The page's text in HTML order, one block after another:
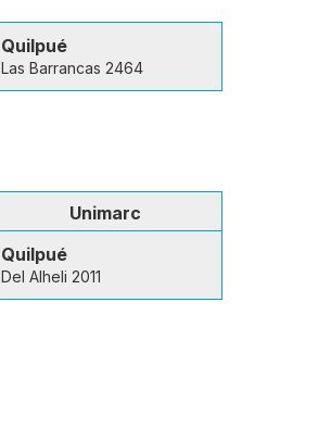
Quilpué
Las Barrancas 2464
Unimarc
Quilpué
Del Alheli 2011